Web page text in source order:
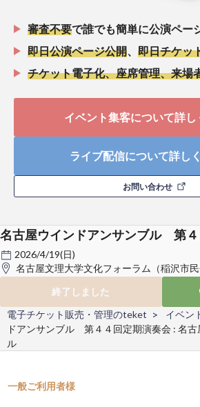
審査不要で誰でも簡単に公演ペー
即日公演ページ公開
即日チケッ
チケット電子化、座席管理、来場
イベント集客について詳し
ライブ配信について詳し
お問い合わせ
名古屋ウインドアンサンブル 第
2026/4/19(日)
名古屋文理大学文化フォーラム（稲沢市
終了しました
電子チケット販売・管理のteket イベン
ドアンサンブル 第４４回定期演奏会 : 名
ル
一般ご利用者様